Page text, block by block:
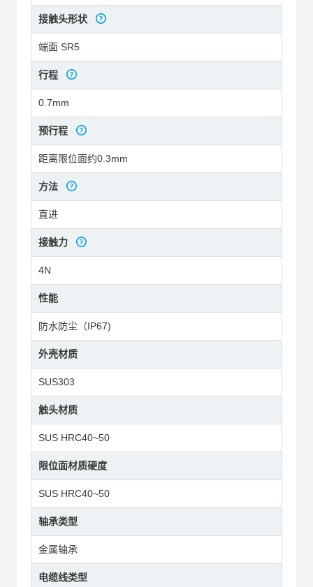
接触头形状
端面 SR5
行程
0.7mm
预行程
距离限位面约0.3mm
方法
直进
接触力
4N
性能
防水防尘（IP67)
外壳材质
SUS303
触头材质
SUS HRC40~50
限位面材质硬度
SUS HRC40~50
轴承类型
金属轴承
电缆线类型